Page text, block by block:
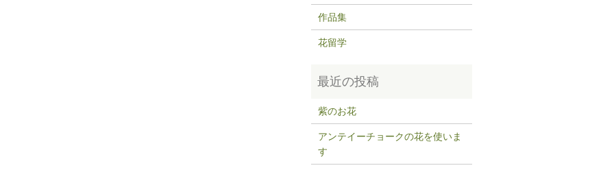
作品集
花留学
紫のお花
アンテイーチョークの花を使いま
す